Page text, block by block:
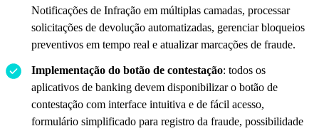
Notificações de Infração em múltiplas camadas, processar
solicitações de devolução automatizadas, gerenciar bloqueios
preventivos em tempo real e atualizar marcações de fraude.
Implementação do botão de contestação: todos os
aplicativos de banking devem disponibilizar o botão de
contestação com interface intuitiva e de fácil acesso,
formulário simplificado para registro da fraude, possibilidade